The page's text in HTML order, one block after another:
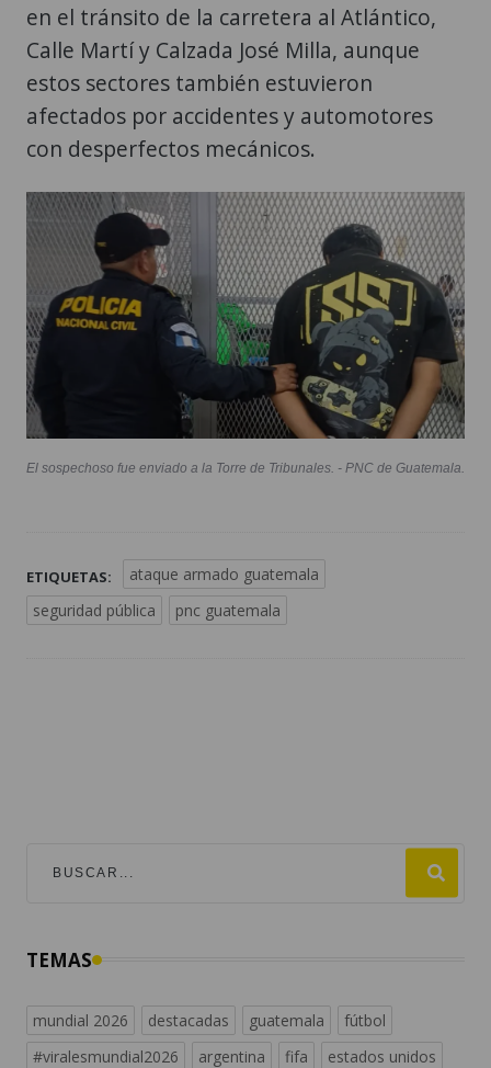
en el tránsito de la carretera al Atlántico,
Calle Martí y Calzada José Milla, aunque
estos sectores también estuvieron
afectados por accidentes y automotores
con desperfectos mecánicos.
El sospechoso fue enviado a la Torre de Tribunales. - PNC de Guatemala.
ETIQUETAS:
ataque armado guatemala
seguridad pública
pnc guatemala
mundial 2026
españa
noticias de guatemala messi